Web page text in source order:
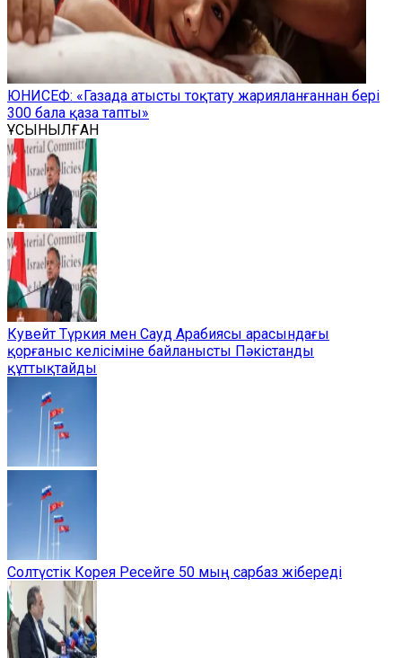
ЮНИСЕФ: «Газада атысты тоқтату жарияланғаннан бері
300 бала қаза тапты»
ҰСЫНЫЛҒАН
Кувейт Түркия мен Сауд Арабиясы арасындағы
қорғаныс келісіміне байланысты Пәкістанды
құттықтайды
Солтүстік Корея Ресейге 50 мың сарбаз жібереді